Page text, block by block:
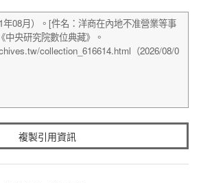
複製引用資訊